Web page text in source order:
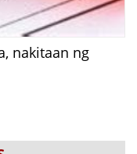
nakitaan ng